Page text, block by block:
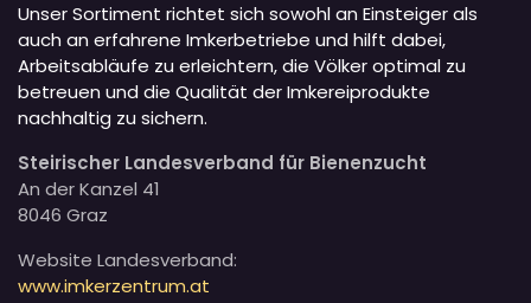
Unser Sortiment richtet sich sowohl an Einsteiger als
auch an erfahrene Imkerbetriebe und hilft dabei,
Arbeitsabläufe zu erleichtern, die Völker optimal zu
betreuen und die Qualität der Imkereiprodukte
nachhaltig zu sichern.
Steirischer Landesverband für Bienenzucht
An der Kanzel 41
8046 Graz
Website Landesverband:
www.imkerzentrum.at